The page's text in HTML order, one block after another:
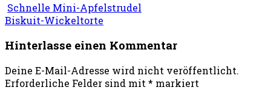
Schnelle Mini-Apfelstrudel
Biskuit-Wickeltorte
Hinterlasse einen Kommentar
Deine E-Mail-Adresse wird nicht veröffentlicht.
Erforderliche Felder sind mit * markiert